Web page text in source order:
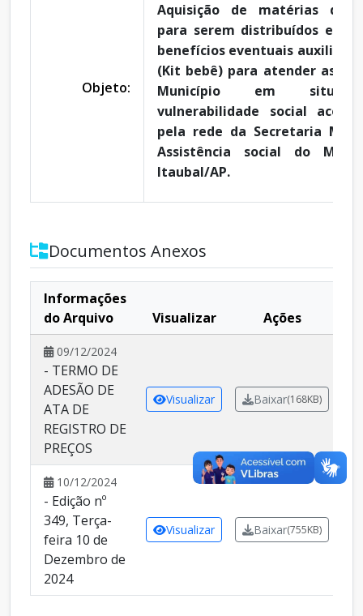
Objeto:
Aquisição de matérias de
para serem distribuídos em
benefícios eventuais auxilio
(Kit bebê) para atender as
Município em
vulnerabilidade social
pela rede da Secretaria
Assistência social do
Itaubal/AP.
Documentos Anexos
Informações
do Arquivo
Visualizar Ações
09/12/2024
- TERMO DE
ADESÃO DE
ATA DE
REGISTRO DE
PREÇOS
Visualizar Baixar(168KB)
10/12/2024
- Edição nº
349, Terça-
feira 10 de
Dezembro de
2024
Visualizar Baixar(755KB)